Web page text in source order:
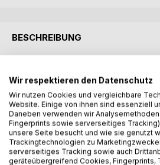
BESCHREIBUNG
Mögt ihr freche – aber auch leicht
Romanzen, die mit einer
gewürzt sind? Ist es okay für euch,
eines Romans nicht ganz so ernst
interessiert euch sicher die
Mara, 23-jährige
Los geht es damit, dass Männer
Wir respektieren den Datenschutz
Wir nutzen Cookies und vergleichbare
Website. Einige von ihnen sind essenziell
Daneben verwenden wir
Fingerprints sowie serverseitiges
unsere Seite besucht und wie sie genutzt
Trackingtechnologien zu
serverseitiges Tracking sowie auch
geräteübergreifend Cookies, Fingerprints,